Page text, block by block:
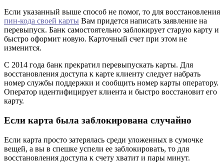
Если указанный выше способ не помог, то для восстановления
пин-кода своей карты Вам придется написать заявление на
перевыпуск. Банк самостоятельно заблокирует старую карту и
быстро оформит новую. Карточный счет при этом не
изменится.
С 2014 года банк прекратил перевыпускать карты. Для
восстановления доступа к карте клиенту следует набрать
номер службы поддержки и сообщить номер карты оператору.
Оператор идентифицирует клиента и быстро восстановит его
карту.
Если карта была заблокирована случайно
Если карта просто затерялась среди уложенных в сумочке
вещей, а вы в спешке успели ее заблокировать, то для
восстановления доступа к счету хватит и пары минут.